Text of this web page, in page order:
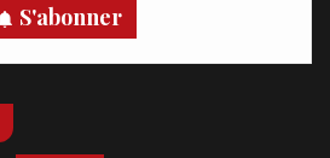
S'abonner